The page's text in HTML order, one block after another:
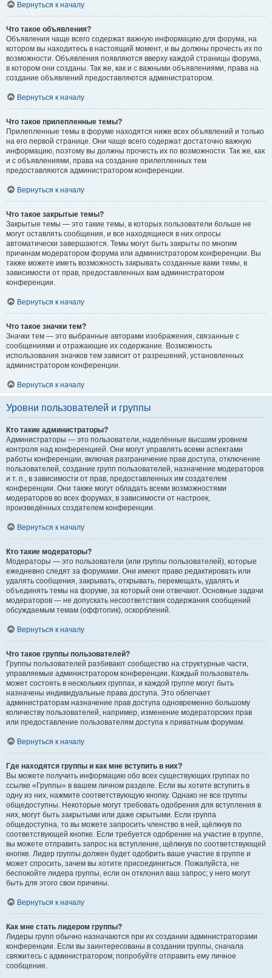
Вернуться к началу
Что такое объявления?
Объявления чаще всего содержат важную информацию для форума, на
котором вы находитесь в настоящий момент, и вы должны прочесть их по
возможности. Объявления появляются вверху каждой страницы форума,
в котором они созданы. Так же, как и с важными объявлениями, права на
создание объявлений предоставляются администратором.
Вернуться к началу
Что такое прилепленные темы?
Прилепленные темы в форуме находятся ниже всех объявлений и только
на его первой странице. Они чаще всего содержат достаточно важную
информацию, поэтому вы должны прочесть их по возможности. Так же, как
и с объявлениями, права на создание прилепленных тем
предоставляются администратором конференции.
Вернуться к началу
Что такое закрытые темы?
Закрытые темы — это такие темы, в которых пользователи больше не
могут оставлять сообщения, и все находящиеся в них опросы
автоматически завершаются. Темы могут быть закрыты по многим
причинам модератором форума или администратором конференции. Вы
также можете иметь возможность закрывать созданные вами темы, в
зависимости от прав, предоставленных вам администратором
конференции.
Вернуться к началу
Что такое значки тем?
Значки тем — это выбранные авторами изображения, связанные с
сообщениями и отражающие их содержание. Возможность
использования значков тем зависит от разрешений, установленных
администратором конференции.
Вернуться к началу
Уровни пользователей и группы
Кто такие администраторы?
Администраторы — это пользователи, наделённые высшим уровнем
контроля над конференцией. Они могут управлять всеми аспектами
работы конференции, включая разграничение прав доступа, отключение
пользователей, создание групп пользователей, назначение модераторов
и т. п., в зависимости от прав, предоставленных им создателем
конференции. Они также могут обладать всеми возможностями
модераторов во всех форумах, в зависимости от настроек,
произведённых создателем конференции.
Вернуться к началу
Кто такие модераторы?
Модераторы — это пользователи (или группы пользователей), которые
ежедневно следят за форумами. Они имеют право редактировать или
удалять сообщения, закрывать, открывать, перемещать, удалять и
объединять темы на форуме, за который они отвечают. Основные задачи
модераторов — не допускать несоответствия содержания сообщений
обсуждаемым темам (оффтопик), оскорблений.
Вернуться к началу
Что такое группы пользователей?
Группы пользователей разбивают сообщество на структурные части,
управляемые администратором конференции. Каждый пользователь
может состоять в нескольких группах, и каждой группе могут быть
назначены индивидуальные права доступа. Это облегчает
администраторам назначение прав доступа одновременно большому
количеству пользователей, например, изменение модераторских прав
или предоставление пользователям доступа к приватным форумам.
Вернуться к началу
Где находятся группы и как мне вступить в них?
Вы можете получить информацию обо всех существующих группах по
ссылке «Группы» в вашем личном разделе. Если вы хотите вступить в
одну из них, нажмите соответствующую кнопку. Однако не все группы
общедоступны. Некоторые могут требовать одобрения для вступления в
них, могут быть закрытыми или даже скрытыми. Если группа
общедоступна, то вы можете запросить членство в ней, щёлкнув по
соответствующей кнопке. Если требуется одобрение на участие в группе,
вы можете отправить запрос на вступление, щёлкнув по соответствующей
кнопке. Лидер группы должен будет одобрить ваше участие в группе и
может спросить, зачем вы хотите присоединиться. Пожалуйста, не
беспокойте лидера группы, если он отклонил ваш запрос; у него могут
быть для этого свои причины.
Вернуться к началу
Как мне стать лидером группы?
Лидеры групп обычно назначаются при их создании администраторами
конференции. Если вы заинтересованы в создании группы, сначала
свяжитесь с администратором; попробуйте отправить ему личное
сообщение.